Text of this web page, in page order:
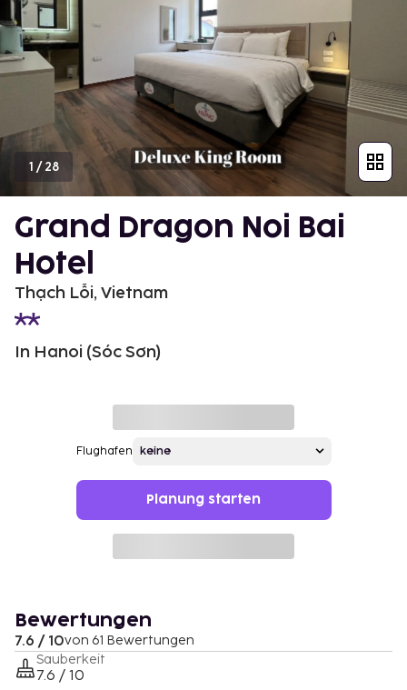
1 /28
Grand Dragon Noi Bai
Hotel
Thạch Lỗi, Vietnam
In Hanoi (Sóc Sơn)
Flughafen
Planung starten
Bewertungen
7.6 / 10von 61 Bewertungen
Sauberkeit
7.6 / 10